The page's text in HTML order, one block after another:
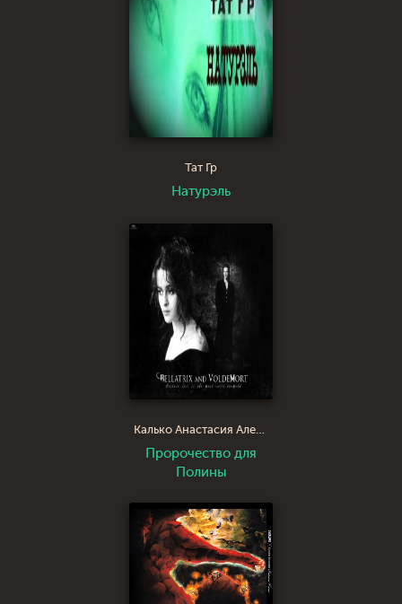
Тат Гр
Натурэль
Калько Анастасия Александровна
Пророчество для
Полины